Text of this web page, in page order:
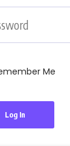
Me
Log In